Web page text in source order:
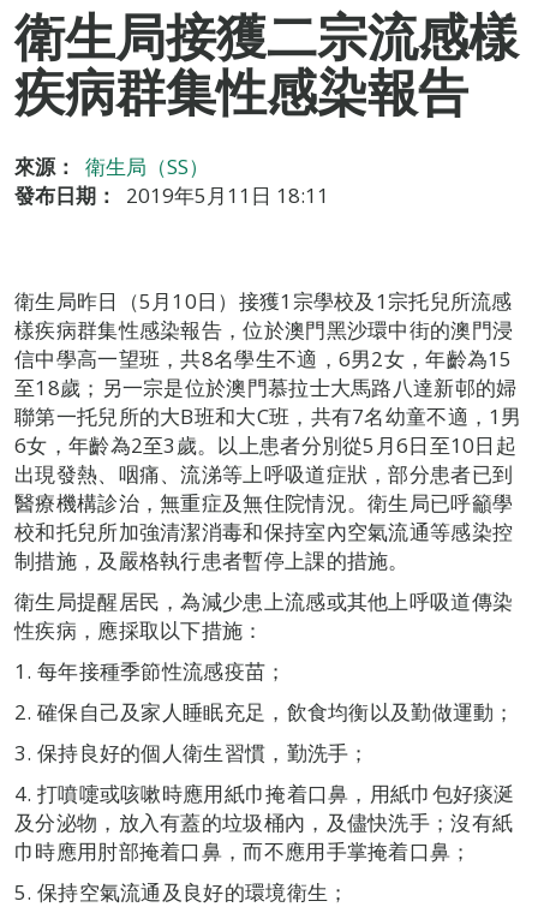
衛生局接獲二宗流感樣
疾病群集性感染報告
來源：
衛生局（SS）
發布日期：
2019年5月11日 18:11
衛生局昨日（5月10日）接獲1宗學校及1宗托兒所流感
樣疾病群集性感染報告，位於澳門黑沙環中街的澳門浸
信中學高一望班，共8名學生不適，6男2女，年齡為15
至18歲；另一宗是位於澳門慕拉士大馬路八達新邨的婦
聯第一托兒所的大B班和大C班，共有7名幼童不適，1男
6女，年齡為2至3歲。以上患者分別從5月6日至10日起
出現發熱、咽痛、流涕等上呼吸道症狀，部分患者已到
醫療機構診治，無重症及無住院情況。衛生局已呼籲學
校和托兒所加強清潔消毒和保持室內空氣流通等感染控
制措施，及嚴格執行患者暫停上課的措施。
衛生局提醒居民，為減少患上流感或其他上呼吸道傳染
性疾病，應採取以下措施：
1. 每年接種季節性流感疫苗；
2. 確保自己及家人睡眠充足，飲食均衡以及勤做運動；
3. 保持良好的個人衛生習慣，勤洗手；
4. 打噴嚏或咳嗽時應用紙巾掩着口鼻，用紙巾包好痰涎
及分泌物，放入有蓋的垃圾桶內，及儘快洗手；沒有紙
巾時應用肘部掩着口鼻，而不應用手掌掩着口鼻；
5. 保持空氣流通及良好的環境衛生；